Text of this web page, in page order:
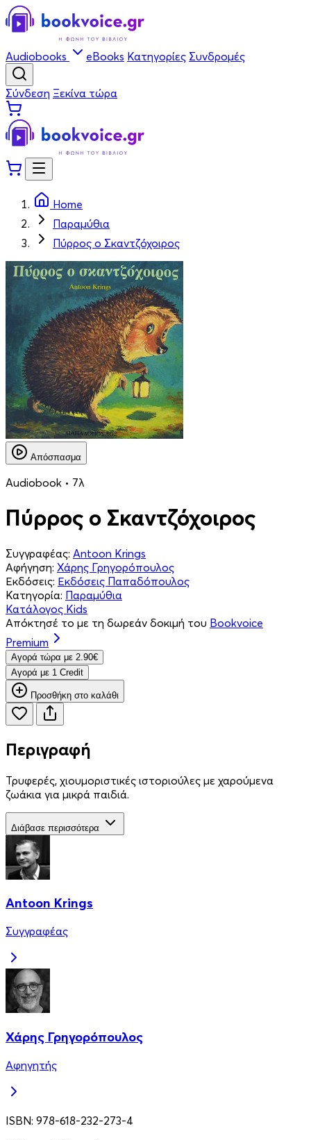
Audiobooks eBooks Κατηγορίες Συνδρομές
Σύνδεση Ξεκίνα τώρα
Home
Παραμύθια
Πύρρος ο Σκαντζόχοιρος
Απόσπασμα
Audiobook • 7λ
Πύρρος ο Σκαντζόχοιρος
Συγγραφέας: Antoon Krings
Αφήγηση: Χάρης Γρηγορόπουλος
Εκδόσεις: Εκδόσεις Παπαδόπουλος
Κατηγορία: Παραμύθια
Κατάλογος Kids
Απόκτησέ το με τη δωρεάν δοκιμή του Bookvoice
Premium
Aγορά τώρα με 2.90€
Aγορά με 1 Credit
Προσθήκη στο καλάθι
Περιγραφή
Τρυφερές, χιουμοριστικές ιστοριούλες με χαρούμενα
ζωάκια για μικρά παιδιά.
Διάβασε περισσότερα
Antoon Krings
Συγγραφέας
Χάρης Γρηγορόπουλος
Αφηγητής
ISBN: 978-618-232-273-4